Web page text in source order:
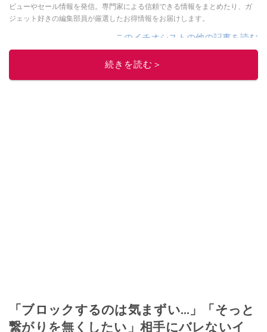
ビューやセール情報を発信。専門家による信頼できる情報をまとめたり、ガ
ジェット好きの編集部員が厳選したお得情報をお届けします。
このイチオシストの他の記事を読む
続きを読む＞
「ブロックするのは気まずい…」「そっと
繋がりを無くしたい」相手にバレないイ